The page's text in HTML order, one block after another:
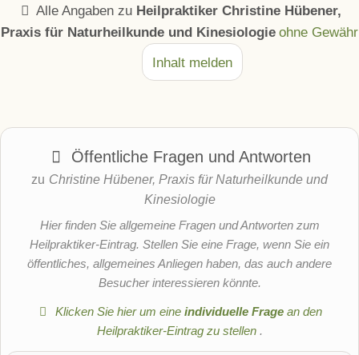
Alle Angaben zu Heilpraktiker Christine Hübener,
Praxis für Naturheilkunde und Kinesiologie ohne Gewähr
Inhalt melden
Öffentliche Fragen und Antworten
zu Christine Hübener, Praxis für Naturheilkunde und
Kinesiologie
Hier finden Sie allgemeine Fragen und Antworten zum
Heilpraktiker-Eintrag. Stellen Sie eine Frage, wenn Sie ein
öffentliches, allgemeines Anliegen haben, das auch andere
Besucher interessieren könnte.
Klicken Sie hier um eineindividuelle Frage an den
Heilpraktiker-Eintrag zu stellen .